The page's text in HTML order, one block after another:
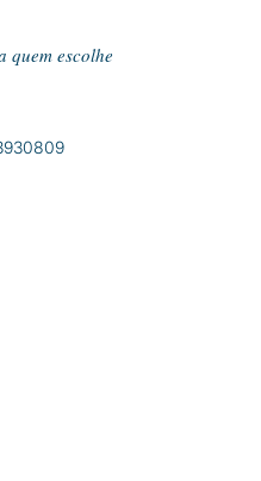
quem escolhe